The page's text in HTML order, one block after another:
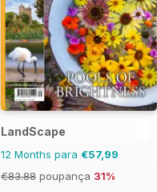
LandScape
12 Months para €57,99
€83.88 poupança 31%